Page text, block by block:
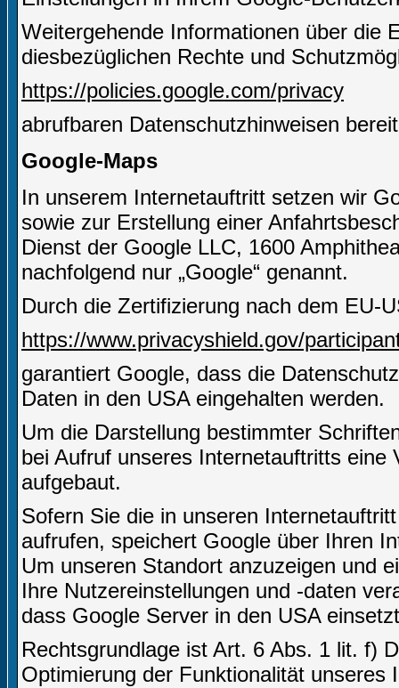
Weitergehende Informationen über die
diesbezüglichen Rechte und
https://policies.google.com/privacy
abrufbaren Datenschutzhinweisen
Google-Maps
In unserem Internetauftritt setzen wir
sowie zur Erstellung einer
Dienst der Google LLC, 1600
nachfolgend nur „Google“ genannt.
Durch die Zertifizierung nach dem EU-
https://www.privacyshield.gov/
garantiert Google, dass die
Daten in den USA eingehalten werden.
Um die Darstellung bestimmter
bei Aufruf unseres Internetauftritts eine
aufgebaut.
Sofern Sie die in unseren
aufrufen, speichert Google über Ihren
Um unseren Standort anzuzeigen und
Ihre Nutzereinstellungen und -daten
dass Google Server in den USA
Rechtsgrundlage ist Art. 6 Abs. 1 lit. f)
Optimierung der Funktionalität unseres